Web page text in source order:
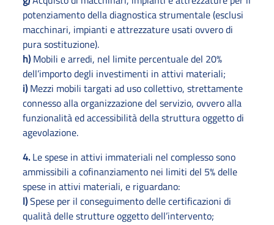
potenziamento della diagnostica strumentale (esclusi
macchinari, impianti e attrezzature usati ovvero di
pura sostituzione).
h) Mobili e arredi, nel limite percentuale del 20%
dell’importo degli investimenti in attivi materiali;
i) Mezzi mobili targati ad uso collettivo, strettamente
connesso alla organizzazione del servizio, ovvero alla
funzionalità ed accessibilità della struttura oggetto di
agevolazione.
4. Le spese in attivi immateriali nel complesso sono
ammissibili a cofinanziamento nei limiti del 5% delle
spese in attivi materiali, e riguardano:
l)Spese per il conseguimento delle certificazioni di
qualità delle strutture oggetto dell’intervento;